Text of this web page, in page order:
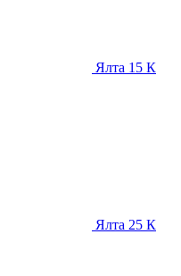
Ялта 15 К
Ялта 25 К